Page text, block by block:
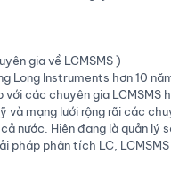
gia về LCMSMS )
Long Instruments hơn 10
các chuyên gia LCMSMS
và mạng lưới rộng rãi các
nước. Hiện đang là quản lý
pháp phân tích LC, LCMSMS